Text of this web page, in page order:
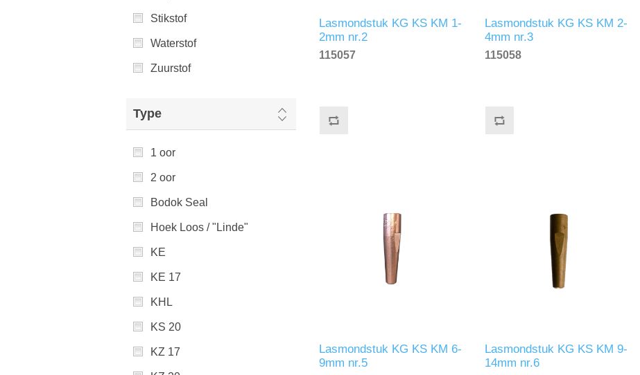
Stikstof
Waterstof
Zuurstof
Type
1 oor
2 oor
Bodok Seal
Hoek Loos / "Linde"
KE
KE 17
KHL
KS 20
KZ 17
Lasmondstuk KG KS KM 1-
2mm nr.2
115057
Lasmondstuk KG KS KM 2-
4mm nr.3
115058
Lasmondstuk KG KS KM 6-
9mm nr.5
Lasmondstuk KG KS KM 9-
14mm nr.6